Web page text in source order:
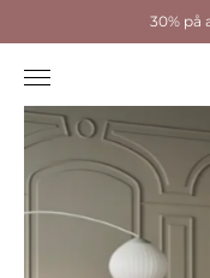
30% på